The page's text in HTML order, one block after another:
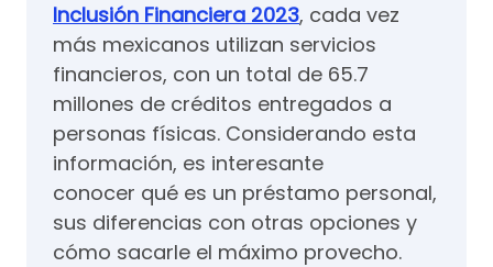
Inclusión Financiera 2023, cada vez
más mexicanos utilizan servicios
financieros, con un total de 65.7
millones de créditos entregados a
personas físicas. Considerando esta
información, es interesante
conocer qué es un préstamo personal,
sus diferencias con otras opciones y
cómo sacarle el máximo provecho.